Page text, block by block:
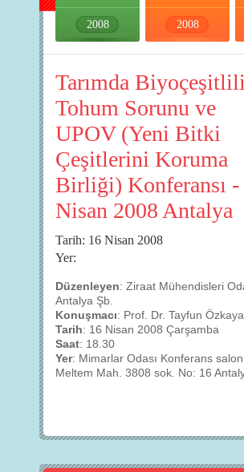
2008 2008
Tarımda
Tohum Sorunu ve
UPOV (Yeni Bitki
Çeşitlerini Koruma
Birliği) Konferansı -
Nisan 2008 Antalya
Tarih: 16 Nisan 2008
Yer:
Düzenleyen: Ziraat Mühendisleri
Antalya Şb.
Konuşmacı: Prof. Dr. Tayfun Özkaya
Tarih: 16 Nisan 2008 Çarşamba
Saat: 18.30
Yer: Mimarlar Odası Konferans
Meltem Mah. 3808 sok. No: 16